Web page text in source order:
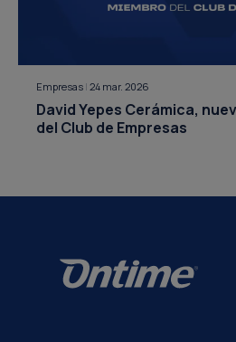
Empresas | 24 mar. 2026
David Yepes Cerámica,
del Club de Empresas